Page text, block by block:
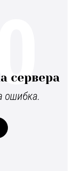
сервера
ошибка.